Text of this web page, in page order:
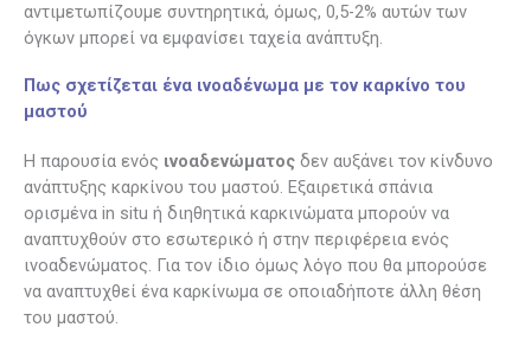
αντιμετωπίζουμε συντηρητικά, όμως, 0,5-2% αυτών των
όγκων μπορεί να εμφανίσει ταχεία ανάπτυξη.
Πως σχετίζεται ένα ινοαδένωμα με τον καρκίνο του
μαστού
Η παρουσία ενός ινοαδενώματος δεν αυξάνει τον κίνδυνο
ανάπτυξης καρκίνου του μαστού. Εξαιρετικά σπάνια
ορισμένα in situ ή διηθητικά καρκινώματα μπορούν να
αναπτυχθούν στο εσωτερικό ή στην περιφέρεια ενός
ινοαδενώματος. Για τον ίδιο όμως λόγο που θα μπορούσε
να αναπτυχθεί ένα καρκίνωμα σε οποιαδήποτε άλλη θέση
του μαστού.